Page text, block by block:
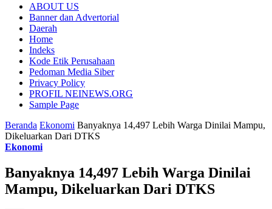
ABOUT US
Banner dan Advertorial
Daerah
Home
Indeks
Kode Etik Perusahaan
Pedoman Media Siber
Privacy Policy
PROFIL NEINEWS.ORG
Sample Page
Beranda Ekonomi Banyaknya 14,497 Lebih Warga Dinilai Mampu,
Dikeluarkan Dari DTKS
Ekonomi
Banyaknya 14,497 Lebih Warga Dinilai
Mampu, Dikeluarkan Dari DTKS